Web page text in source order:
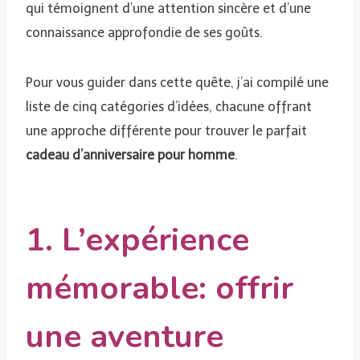
qui témoignent d’une attention sincère et d’une
connaissance approfondie de ses goûts.
Pour vous guider dans cette quête, j’ai compilé une
liste de cinq catégories d’idées, chacune offrant
une approche différente pour trouver le parfait
cadeau d’anniversaire pour homme.
1. L’expérience
mémorable: offrir
une aventure